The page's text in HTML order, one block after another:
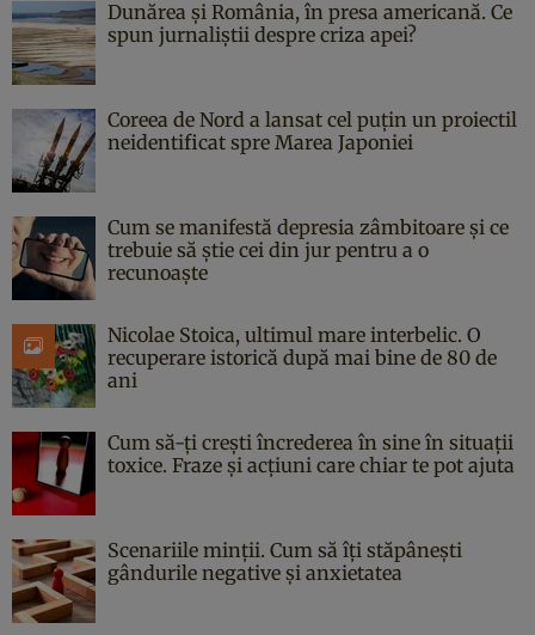
Dunărea și România, în presa americană. Ce
spun jurnaliștii despre criza apei?
Coreea de Nord a lansat cel puțin un proiectil
neidentificat spre Marea Japoniei
Cum se manifestă depresia zâmbitoare și ce
trebuie să știe cei din jur pentru a o
recunoaște
Nicolae Stoica, ultimul mare interbelic. O
recuperare istorică după mai bine de 80 de
ani
Cum să-ți crești încrederea în sine în situații
toxice. Fraze și acțiuni care chiar te pot ajuta
Scenariile minții. Cum să îți stăpânești
gândurile negative și anxietatea